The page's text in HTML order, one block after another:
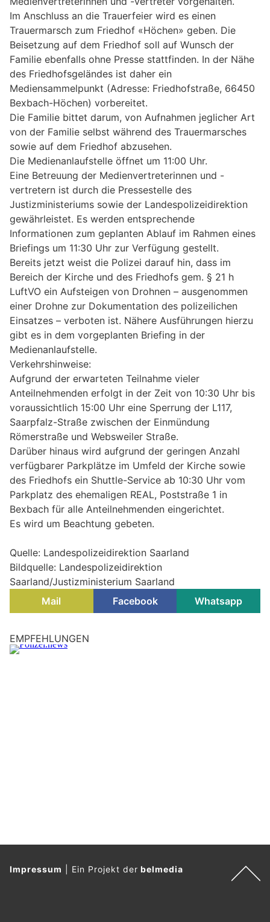
Im Anschluss an die Trauerfeier wird es einen
Trauermarsch zum Friedhof «Höchen» geben. Die
Beisetzung auf dem Friedhof soll auf Wunsch der
Familie ebenfalls ohne Presse stattfinden. In der Nähe
des Friedhofsgeländes ist daher ein
Mediensammelpunkt (Adresse: Friedhofstraße, 66450
Bexbach-Höchen) vorbereitet.
Die Familie bittet darum, von Aufnahmen jeglicher Art
von der Familie selbst während des Trauermarsches
sowie auf dem Friedhof abzusehen.
Die Medienanlaufstelle öffnet um 11:00 Uhr.
Eine Betreuung der Medienvertreterinnen und -
vertretern ist durch die Pressestelle des
Justizministeriums sowie der Landespolizeidirektion
gewährleistet. Es werden entsprechende
Informationen zum geplanten Ablauf im Rahmen eines
Briefings um 11:30 Uhr zur Verfügung gestellt.
Bereits jetzt weist die Polizei darauf hin, dass im
Bereich der Kirche und des Friedhofs gem. § 21 h
LuftVO ein Aufsteigen von Drohnen – ausgenommen
einer Drohne zur Dokumentation des polizeilichen
Einsatzes – verboten ist. Nähere Ausführungen hierzu
gibt es in dem vorgeplanten Briefing in der
Medienanlaufstelle.
Verkehrshinweise:
Aufgrund der erwarteten Teilnahme vieler
Anteilnehmenden erfolgt in der Zeit von 10:30 Uhr bis
voraussichtlich 15:00 Uhr eine Sperrung der L117,
Saarpfalz-Straße zwischen der Einmündung
Römerstraße und Websweiler Straße.
Darüber hinaus wird aufgrund der geringen Anzahl
verfügbarer Parkplätze im Umfeld der Kirche sowie
des Friedhofs ein Shuttle-Service ab 10:30 Uhr vom
Parkplatz des ehemaligen REAL, Poststraße 1 in
Bexbach für alle Anteilnehmenden eingerichtet.
Es wird um Beachtung gebeten.
Quelle: Landespolizeidirektion Saarland
Bildquelle: Landespolizeidirektion
Saarland/Justizministerium Saarland
Mail
Facebook Whatsapp
EMPFEHLUNGEN
Impressum Ein Projekt derbelmedia